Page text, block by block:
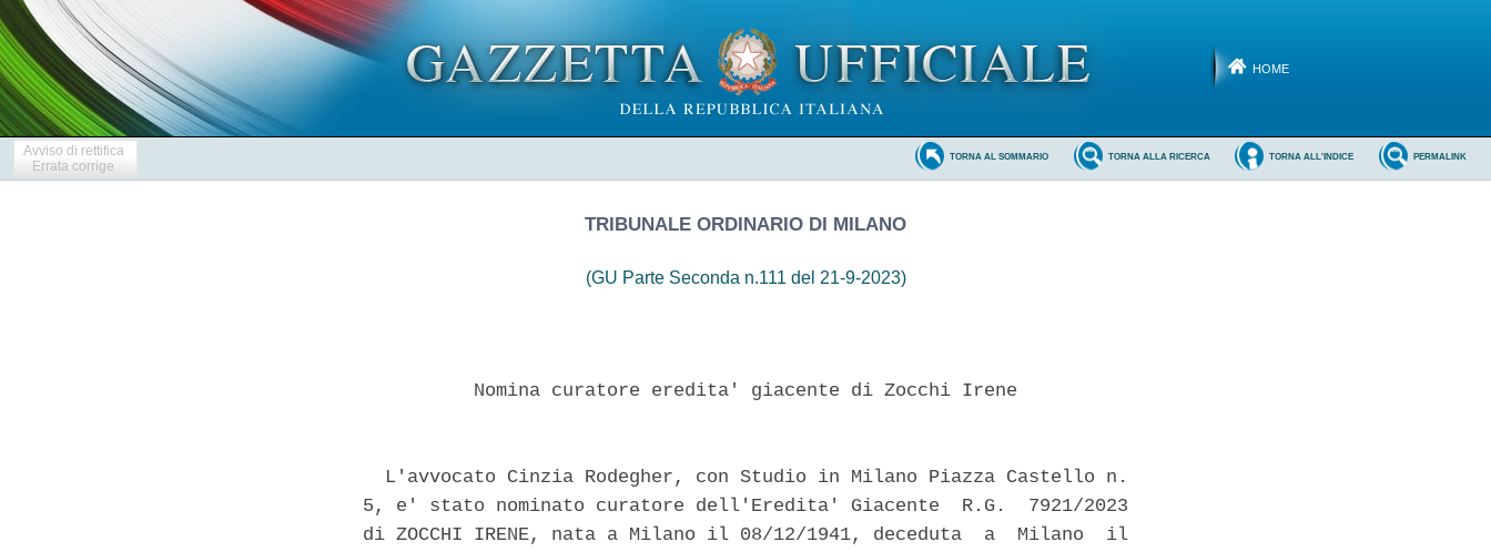
HOME
Avviso di rettifica
Errata corrige
PERMALINK
TORNA ALL'INDICE
TORNA ALLA RICERCA
TORNA AL SOMMARIO
TRIBUNALE ORDINARIO DI MILANO
(GU Parte Seconda n.111 del 21-9-2023)
          Nomina curatore eredita' giacente di Zocchi Irene
  L'avvocato Cinzia Rodegher, con Studio in Milano Piazza Castello n.
5, e' stato nominato curatore dell'Eredita' Giacente  R.G.  7921/2023
di ZOCCHI IRENE, nata a Milano il 08/12/1941, deceduta  a  Milano  il